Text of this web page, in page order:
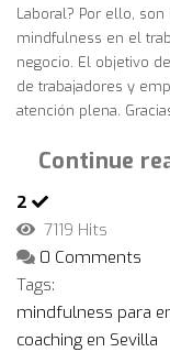
Laboral? Por ello,
mindfulness en el
negocio. El objetivo
de trabajadores y
atención plena.
Continue
2
7119 Hits
0 Comments
Tags:
mindfulness para
coaching en Sevilla